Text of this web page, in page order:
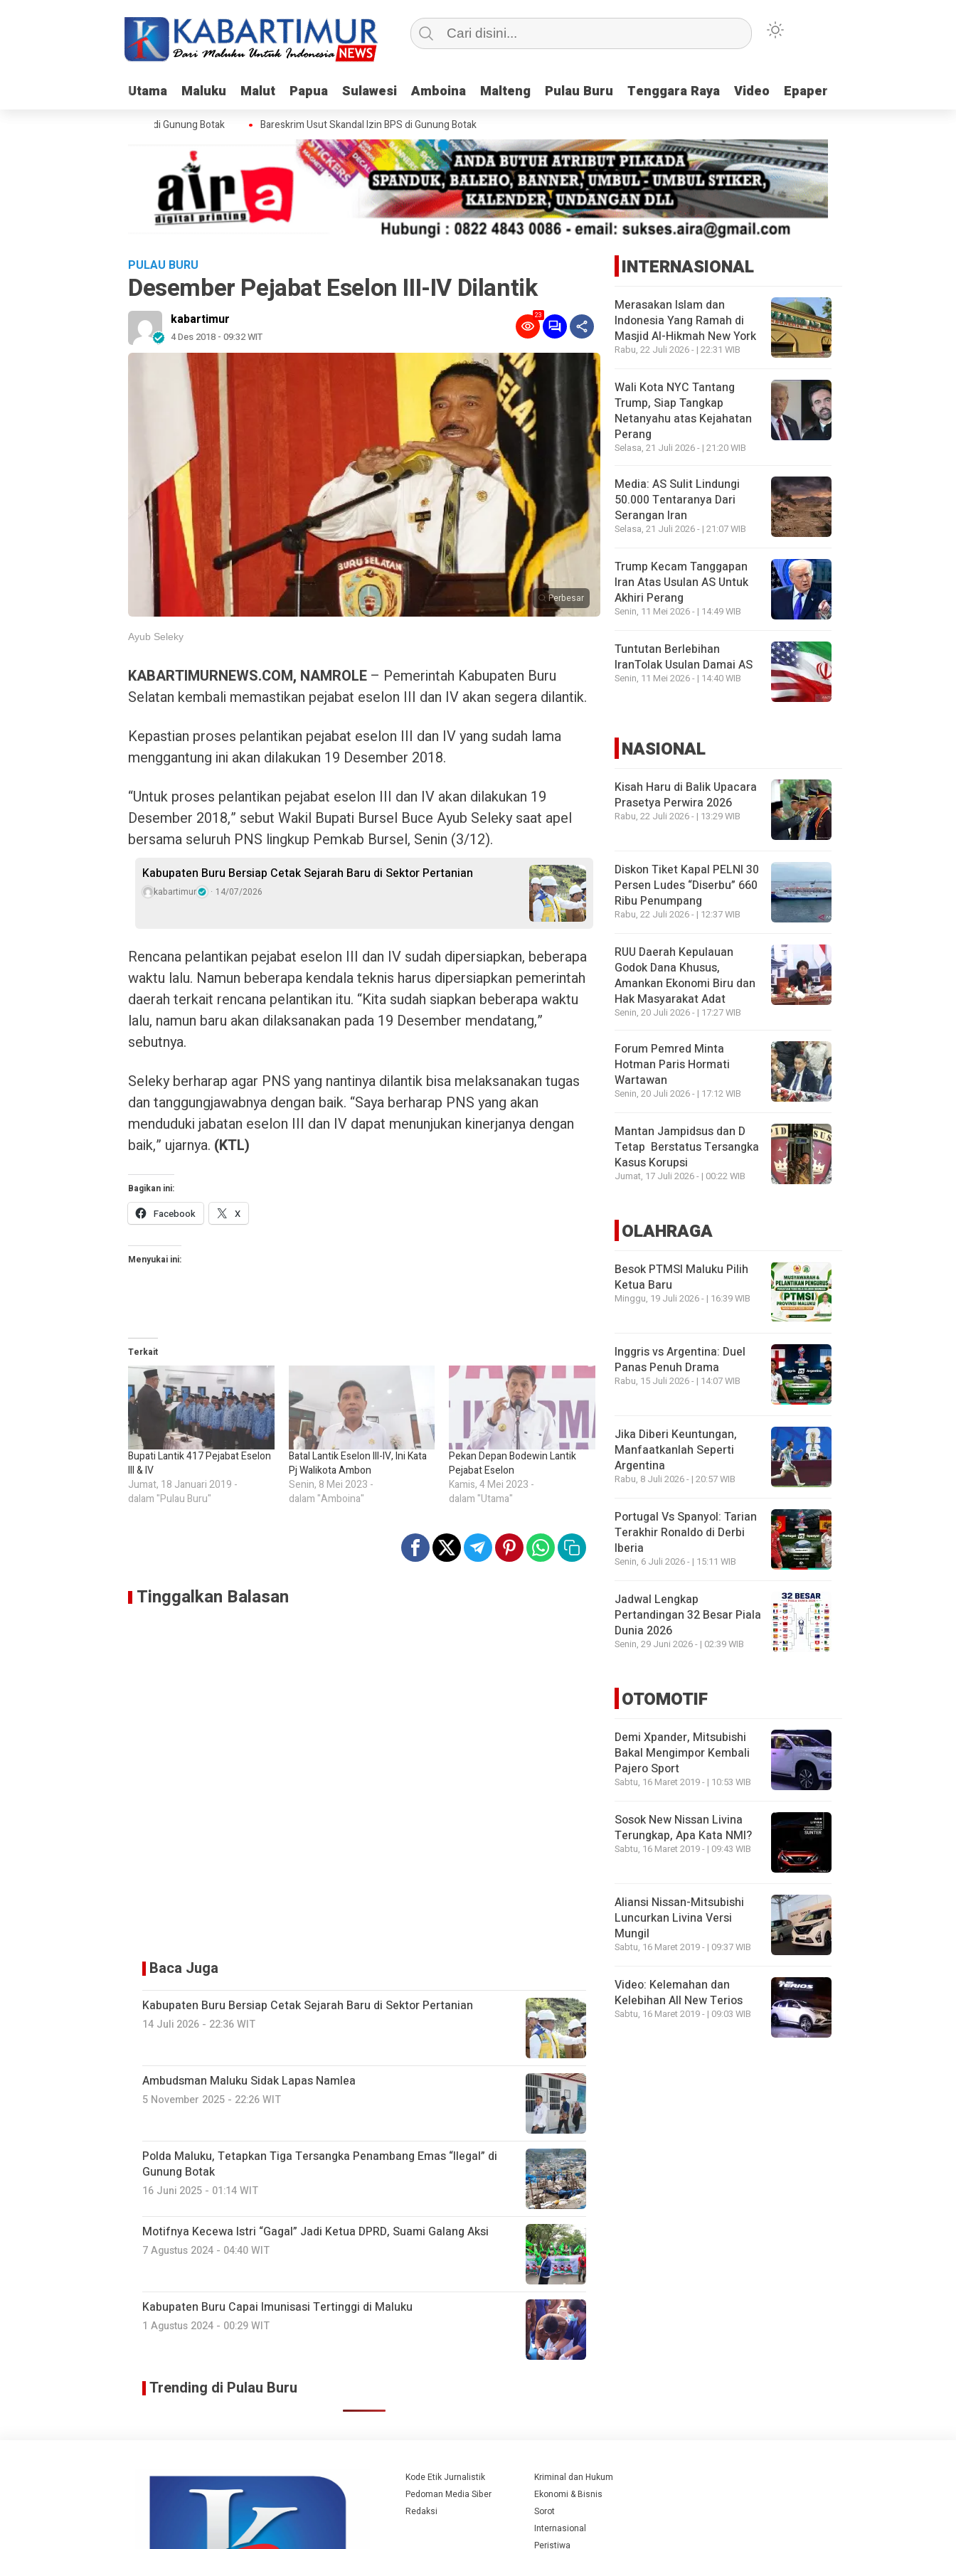
Utama Maluku Malut Papua Sulawesi Amboina Malteng Pulau Buru Tenggara Raya Video Epaper
Utama Maluku Malut Papua Sulawesi Amboina Malteng Pulau Buru Tenggara Raya Video Epaper
Usut Skandal Izin BPS di Gunung Botak Bareskrim Usut Skandal Izin BPS di Gunung Botak
PULAU BURU
Desember Pejabat Eselon III-IV Dilantik
kabartimur
4 Des 2018 - 09:32 WIT
23
Perbesar
Ayub Seleky
KABARTIMURNEWS.COM, NAMROLE – Pemerintah Kabupaten Buru
Selatan kembali memastikan pejabat eselon III dan IV akan segera dilantik.
Kepastian proses pelantikan pejabat eselon III dan IV yang sudah lama
menggantung ini akan dilakukan 19 Desember 2018.
“Untuk proses pelantikan pejabat eselon III dan IV akan dilakukan 19
Desember 2018,” sebut Wakil Bupati Bursel Buce Ayub Seleky saat apel
bersama seluruh PNS lingkup Pemkab Bursel, Senin (3/12).
Kabupaten Buru Bersiap Cetak Sejarah Baru di Sektor Pertanian
kabartimur 14/07/2026
Rencana pelantikan pejabat eselon III dan IV sudah dipersiapkan, beberapa
waktu lalu. Namun beberapa kendala teknis harus dipersiapkan pemerintah
daerah terkait rencana pelantikan itu. “Kita sudah siapkan beberapa waktu
lalu, namun baru akan dilaksanakan pada 19 Desember mendatang,”
sebutnya.
Seleky berharap agar PNS yang nantinya dilantik bisa melaksanakan tugas
dan tanggungjawabnya dengan baik. “Saya berharap PNS yang akan
menduduki jabatan eselon III dan IV dapat menunjukan kinerjanya dengan
baik,” ujarnya. (KTL)
Bagikan ini:
Facebook X
Menyukai ini:
Terkait
Bupati Lantik 417 Pejabat Eselon
III & IV
Jumat, 18 Januari 2019 -
dalam "Pulau Buru"
Batal Lantik Eselon III-IV, Ini Kata
Pj Walikota Ambon
Senin, 8 Mei 2023 -
dalam "Amboina"
Pekan Depan Bodewin Lantik
Pejabat Eselon
Kamis, 4 Mei 2023 -
dalam "Utama"
Tinggalkan Balasan
Baca Juga
Kabupaten Buru Bersiap Cetak Sejarah Baru di Sektor Pertanian
14 Juli 2026 - 22:36 WIT
Ambudsman Maluku Sidak Lapas Namlea
5 November 2025 - 22:26 WIT
Polda Maluku, Tetapkan Tiga Tersangka Penambang Emas “Ilegal” di
Gunung Botak
16 Juni 2025 - 01:14 WIT
Motifnya Kecewa Istri “Gagal” Jadi Ketua DPRD, Suami Galang Aksi
7 Agustus 2024 - 04:40 WIT
Kabupaten Buru Capai Imunisasi Tertinggi di Maluku
1 Agustus 2024 - 00:29 WIT
Trending di Pulau Buru
INTERNASIONAL
Merasakan Islam dan
Indonesia Yang Ramah di
Masjid Al-Hikmah New York
Rabu, 22 Juli 2026 - | 22:31 WIB
Wali Kota NYC Tantang
Trump, Siap Tangkap
Netanyahu atas Kejahatan
Perang
Selasa, 21 Juli 2026 - | 21:20 WIB
Media: AS Sulit Lindungi
50.000 Tentaranya Dari
Serangan Iran
Selasa, 21 Juli 2026 - | 21:07 WIB
Trump Kecam Tanggapan
Iran Atas Usulan AS Untuk
Akhiri Perang
Senin, 11 Mei 2026 - | 14:49 WIB
Tuntutan Berlebihan
IranTolak Usulan Damai AS
Senin, 11 Mei 2026 - | 14:40 WIB
NASIONAL
Kisah Haru di Balik Upacara
Prasetya Perwira 2026
Rabu, 22 Juli 2026 - | 13:29 WIB
Diskon Tiket Kapal PELNI 30
Persen Ludes “Diserbu” 660
Ribu Penumpang
Rabu, 22 Juli 2026 - | 12:37 WIB
RUU Daerah Kepulauan
Godok Dana Khusus,
Amankan Ekonomi Biru dan
Hak Masyarakat Adat
Senin, 20 Juli 2026 - | 17:27 WIB
Forum Pemred Minta
Hotman Paris Hormati
Wartawan
Senin, 20 Juli 2026 - | 17:12 WIB
Mantan Jampidsus dan D
Tetap Berstatus Tersangka
Kasus Korupsi
Jumat, 17 Juli 2026 - | 00:22 WIB
OLAHRAGA
Besok PTMSI Maluku Pilih
Ketua Baru
Minggu, 19 Juli 2026 - | 16:39 WIB
Inggris vs Argentina: Duel
Panas Penuh Drama
Rabu, 15 Juli 2026 - | 14:07 WIB
Jika Diberi Keuntungan,
Manfaatkanlah Seperti
Argentina
Rabu, 8 Juli 2026 - | 20:57 WIB
Portugal Vs Spanyol: Tarian
Terakhir Ronaldo di Derbi
Iberia
Senin, 6 Juli 2026 - | 15:11 WIB
Jadwal Lengkap
Pertandingan 32 Besar Piala
Dunia 2026
Senin, 29 Juni 2026 - | 02:39 WIB
OTOMOTIF
Demi Xpander, Mitsubishi
Bakal Mengimpor Kembali
Pajero Sport
Sabtu, 16 Maret 2019 - | 10:53 WIB
Sosok New Nissan Livina
Terungkap, Apa Kata NMI?
Sabtu, 16 Maret 2019 - | 09:43 WIB
Aliansi Nissan-Mitsubishi
Luncurkan Livina Versi
Mungil
Sabtu, 16 Maret 2019 - | 09:37 WIB
Video: Kelemahan dan
Kelebihan All New Terios
Sabtu, 16 Maret 2019 - | 09:03 WIB
Kode Etik Jurnalistik
Pedoman Media Siber
Redaksi
Kriminal dan Hukum
Ekonomi & Bisnis
Sorot
Internasional
Peristiwa